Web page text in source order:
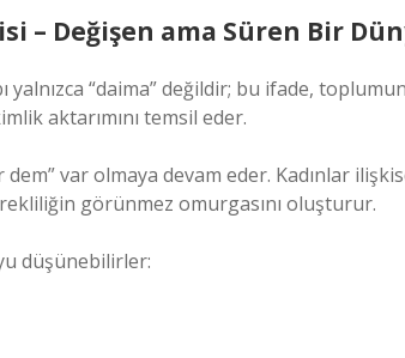
– Değişen ama Süren Bir
yalnızca “daima” değildir; bu ifade,
aktarımını temsil eder.
var olmaya devam eder. Kadınlar
görünmez omurgasını oluşturur.
düşünebilirler: